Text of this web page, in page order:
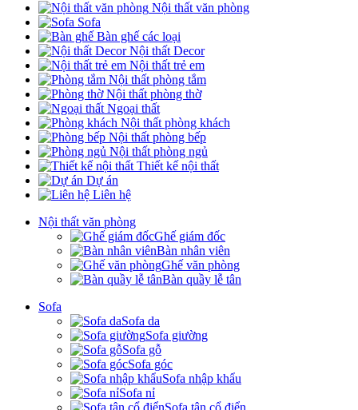
Nội thất văn phòng
Sofa
Bàn ghế các loại
Nội thất Decor
Nội thất trẻ em
Nội thất phòng tắm
Nội thất phòng thờ
Ngoại thất
Nội thất phòng khách
Nội thất phòng bếp
Nội thất phòng ngủ
Thiết kế nội thất
Dự án
Liên hệ
Nội thất văn phòng
Ghế giám đốc
Bàn nhân viên
Ghế văn phòng
Bàn quầy lễ tân
Sofa
Sofa da
Sofa giường
Sofa gỗ
Sofa góc
Sofa nhập khẩu
Sofa nỉ